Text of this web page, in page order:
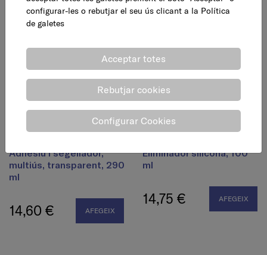
11,30 € AFEGEIX 11,30 € AFEGEIX
Adhesiu i segellador,
multiús, transparent, 290
ml
14,60 € AFEGEIX
Eliminador silicona, 100
ml
14,75 € AFEGEIX
configurar-les o rebutjar el seu ús clicant a la Política
de galetes
Acceptar totes
Rebutjar cookies
Configurar Cookies